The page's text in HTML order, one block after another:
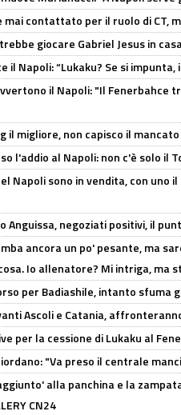
mai contattato per il ruolo di CT,
giocare Gabriel Jesus in
il Napoli: “Lukaku? Se si
il Napoli: "Il
il migliore, non capisco il
l'addio al Napoli: non c'è solo il
Napoli sono in vendita, con
Anguissa, negoziati positivi, il
ancora un po' pesante, ma
Io allenatore? Mi intriga, ma
per Badiashile, intanto sfuma
Ascoli e Catania,
per la cessione di Lukaku al
"Va preso il centrale
alla panchina e la
CN24